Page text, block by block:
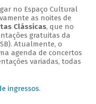
no Espaço Cultural
as noites de
Clássicas, que no
gratuitas da
Atualmente, o
agenda de concertos
variadas, todas
ingressos.